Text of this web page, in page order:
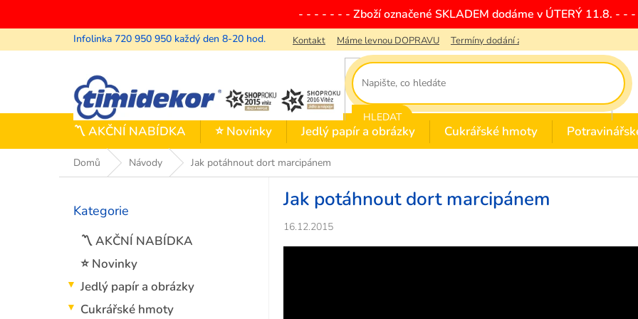
obsah
- - - - - - - Zboží označené SKLADEM dodáme v ÚTERÝ 11.8. - -
Kontakt Máme levnou DOPRAVU Termíny dodání zboží
HLEDAT
〽️ AKČNÍ NABÍDKA ⭐ Novinky Jedlý papír a obrázky Cukrářské hmoty
Domů Návody Jak potáhnout dort marcipánem
Přeskočit
Kategorie
〽️ AKČNÍ NABÍDKA
⭐ Novinky
Jedlý papír a obrázky
Cukrářské hmoty
Jak potáhnout dort marcipánem
16.12.2015